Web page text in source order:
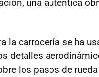
una auténtica
la carrocería se ha
detalles
los pasos de